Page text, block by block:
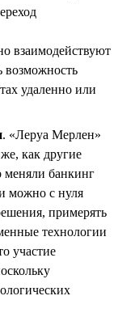
взаимодействуют
возможность
удаленно или
. «Леруа Мерлен»
как другие
меняли банкинг
можно с нуля
примерять
технологии
участие